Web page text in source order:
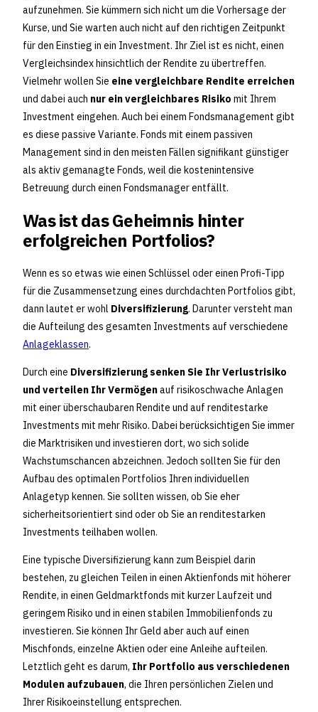
aufzunehmen. Sie kümmern sich nicht um die Vorhersage der
Kurse, und Sie warten auch nicht auf den richtigen Zeitpunkt
für den Einstieg in ein Investment. Ihr Ziel ist es nicht, einen
Vergleichsindex hinsichtlich der Rendite zu übertreffen.
Vielmehr wollen Sie eine vergleichbare Rendite erreichen
und dabei auch nur ein vergleichbares Risiko mit Ihrem
Investment eingehen. Auch bei einem Fondsmanagement gibt
es diese passive Variante. Fonds mit einem passiven
Management sind in den meisten Fällen signifikant günstiger
als aktiv gemanagte Fonds, weil die kostenintensive
Betreuung durch einen Fondsmanager entfällt.
Was ist das Geheimnis hinter
erfolgreichen Portfolios?
Wenn es so etwas wie einen Schlüssel oder einen Profi-Tipp
für die Zusammensetzung eines durchdachten Portfolios gibt,
dann lautet er wohl Diversifizierung. Darunter versteht man
die Aufteilung des gesamten Investments auf verschiedene
Anlageklassen.
Durch eine Diversifizierung senken Sie Ihr Verlustrisiko
und verteilen Ihr Vermögenauf risikoschwache Anlagen
mit einer überschaubaren Rendite und auf renditestarke
Investments mit mehr Risiko. Dabei berücksichtigen Sie immer
die Marktrisiken und investieren dort, wo sich solide
Wachstumschancen abzeichnen. Jedoch sollten Sie für den
Aufbau des optimalen Portfolios Ihren individuellen
Anlagetyp kennen. Sie sollten wissen, ob Sie eher
sicherheitsorientiert sind oder ob Sie an renditestarken
Investments teilhaben wollen.
Eine typische Diversifizierung kann zum Beispiel darin
bestehen, zu gleichen Teilen in einen Aktienfonds mit höherer
Rendite, in einen Geldmarktfonds mit kurzer Laufzeit und
geringem Risiko und in einen stabilen Immobilienfonds zu
investieren. Sie können Ihr Geld aber auch auf einen
Mischfonds, einzelne Aktien oder eine Anleihe aufteilen.
Letztlich geht es darum, Ihr Portfolio aus verschiedenen
Modulen aufzubauen, die Ihren persönlichen Zielen und
Ihrer Risikoeinstellung entsprechen.